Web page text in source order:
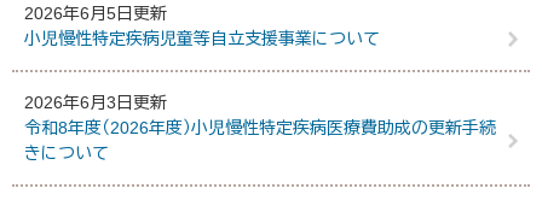
2026年6月5日更新
小児慢性特定疾病児童等自立支援事業について
2026年6月3日更新
令和8年度（2026年度）小児慢性特定疾病医療費助成の更新手続
きについて